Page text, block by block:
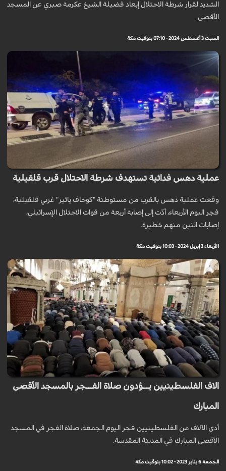
الشديد لقرار شرطة الاحتلال إبعاد فضيلة الشيخ عكرمة صبري عن المسجد
الأقصى.
السبت 3 أغسطس 2024 - 07:10 بتوقيت مكة
عملية دهس فدائية تستهدف شرطة الاحتلال قرب قلقيلية
وقعت عملية دهس بالقرب من مستوطنة "كوخاف يائير" غربي قلقيلية،
فجر اليوم الأربعاء، أدّت إلى إصابة أربعة من قوات الاحتلال الإسرائيلي،
إصابات اثنين منهم خطيرة.
الأربعاء 3 إبريل 2024 - 10:03 بتوقيت مكة
الاف الفلسطينيين يـــؤدون صلاة الفـــجر بالمسجد الأقصى
المبارك
أدى الآلاف من الفلسطينيين فجر اليوم الجمعة، صلاة الفجر في المسجد
الأقصى المبارك في المدينة المقدسة.
الجمعة 6 يناير 2023 - 10:02 بتوقيت مكة